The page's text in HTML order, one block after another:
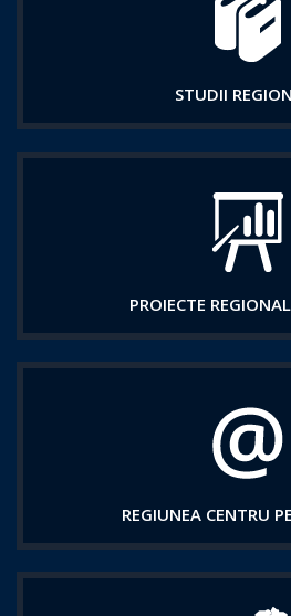
STUDII
PROIECTE
REGIUNEA CENTRU